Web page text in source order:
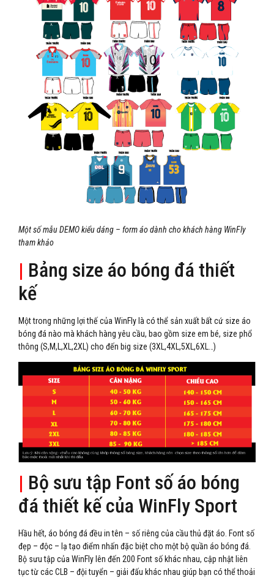
Một số mẫu DEMO kiểu dáng – form áo dành cho khách hàng WinFly
tham khảo
| Bảng size áo bóng đá thiết
kế
Một trong những lợi thế của WinFly là có thể sản xuất bất cứ size áo
bóng đá nào mà khách hàng yêu cầu, bao gồm size em bé, size phổ
thông (S,M,L,XL,2XL) cho đến big size (3XL,4XL,5XL,6XL…)
| Bộ sưu tập Font số áo bóng
đá thiết kế của WinFly Sport
Hầu hết, áo bóng đá đều in tên – số riêng của cầu thủ đặt áo. Font số
đẹp – độc – lạ tạo điểm nhấn đặc biệt cho một bộ quần áo bóng đá.
Bộ sưu tập của WinFly lên đến 200 Font số khác nhau, cập nhật liên
tục từ các CLB – đội tuyển – giải đấu khác nhau giúp bạn có thể thoải